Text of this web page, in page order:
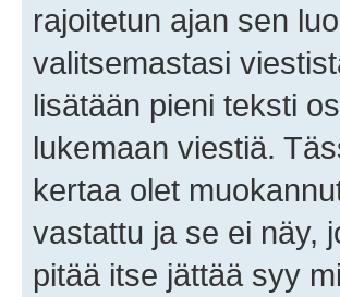
rajoitetun ajan sen
valitsemastasi
lisätään pieni teksti
lukemaan viestiä.
kertaa olet
vastattu ja se ei näy,
pitää itse jättää syy